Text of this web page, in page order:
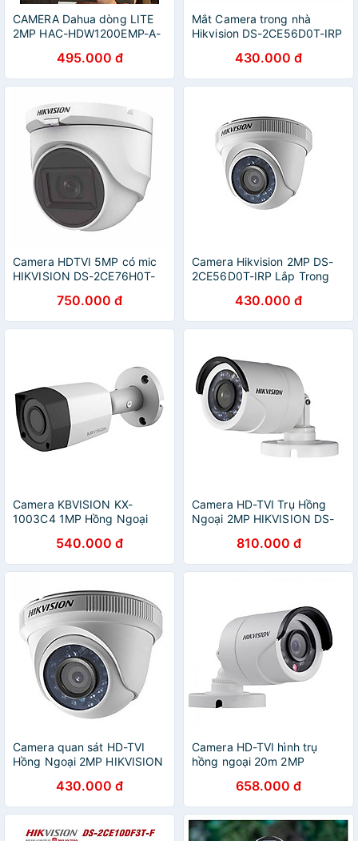
CAMERA Dahua dòng LITE
2MP HAC-HDW1200EMP-A-
495.000 đ
Mắt Camera trong nhà
Hikvision DS-2CE56D0T-IRP
430.000 đ
Camera HDTVI 5MP có mic
HIKVISION DS-2CE76H0T-
750.000 đ
Camera Hikvision 2MP DS-
2CE56D0T-IRP Lắp Trong
430.000 đ
Camera KBVISION KX-
1003C4 1MP Hồng Ngoại
Chính Hãng540.000 đ
Camera HD-TVI Trụ Hồng
Ngoại 2MP HIKVISION DS-
810.000 đ
Camera quan sát HD-TVI
Hồng Ngoại 2MP HIKVISION
Chính Hãng430.000 đ
Camera HD-TVI hình trụ
hồng ngoại 20m 2MP
- Hàng Chính Hãng
658.000 đ